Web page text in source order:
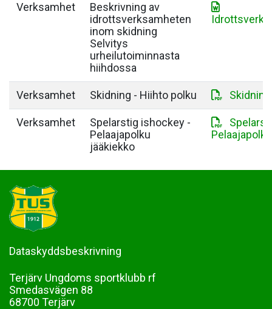
Verksamhet
Beskrivning av
idrottsverksamheten
inom skidning
Selvitys
urheilutoiminnasta
hiihdossa
Verksamhet Skidning - Hiihto polku
Verksamhet
Spelarstig ishockey -
Pelaajapolku
jääkiekko
Dataskyddsbeskrivning
Terjärv Ungdoms sportklubb rf
Smedasvägen 88
68700 Terjärv